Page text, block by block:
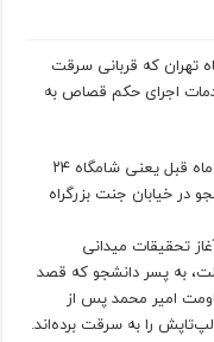
تهران که قربانی سرقت
اجرای حکم قصاص به
به گزارش حوادث پلاس به نقل از رکنا، حدود ۵ ماه قبل یعنی شامگاه ۲۴
در خیابان جنت بزرگراه
تحقیقات میدانی
به پسر دانشجو که قصد
امیر محمد پس از
را به سرقت برده‌اند.